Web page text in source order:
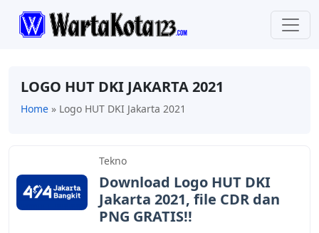
LOGO HUT DKI JAKARTA 2021
Home » Logo HUT DKI Jakarta 2021
Tekno
Download Logo HUT DKI
Jakarta 2021, file CDR dan
PNG GRATIS!!